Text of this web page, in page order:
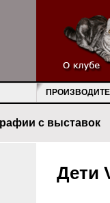
с выставок
Дети